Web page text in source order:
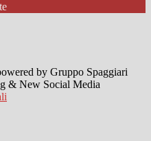
by Gruppo Spaggiari
& New Social Media